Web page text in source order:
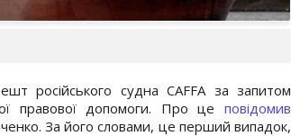
російського судна CAFFA за запитом
правової допомоги. Про це повідомив
За його словами, це перший випадок,